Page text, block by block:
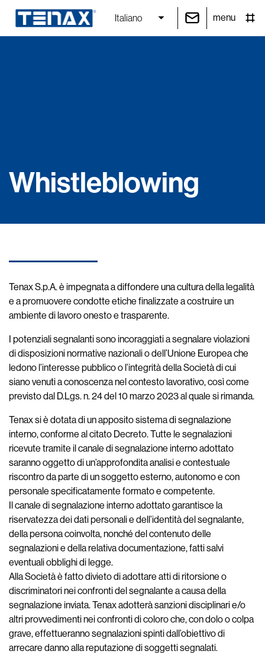
Italiano menu
Whistleblowing
Tenax S.p.A. è impegnata a diffondere una cultura della legalità
e a promuovere condotte etiche finalizzate a costruire un
ambiente di lavoro onesto e trasparente.
I potenziali segnalanti sono incoraggiati a segnalare violazioni
di disposizioni normative nazionali o dell’Unione Europea che
ledono l’interesse pubblico o l’integrità della Società di cui
siano venuti a conoscenza nel contesto lavorativo, così come
previsto dal D.Lgs. n. 24 del 10 marzo 2023 al quale si rimanda.
Tenax si è dotata di un apposito sistema di segnalazione
interno, conforme al citato Decreto. Tutte le segnalazioni
ricevute tramite il canale di segnalazione interno adottato
saranno oggetto di un’approfondita analisi e contestuale
riscontro da parte di un soggetto esterno, autonomo e con
personale specificatamente formato e competente.
Il canale di segnalazione interno adottato garantisce la
riservatezza dei dati personali e dell’identità del segnalante,
della persona coinvolta, nonché del contenuto delle
segnalazioni e della relativa documentazione, fatti salvi
eventuali obblighi di legge.
Alla Società è fatto divieto di adottare atti di ritorsione o
discriminatori nei confronti del segnalante a causa della
segnalazione inviata. Tenax adotterà sanzioni disciplinari e/o
altri provvedimenti nei confronti di coloro che, con dolo o colpa
grave, effettueranno segnalazioni spinti dall’obiettivo di
arrecare danno alla reputazione di soggetti segnalati.